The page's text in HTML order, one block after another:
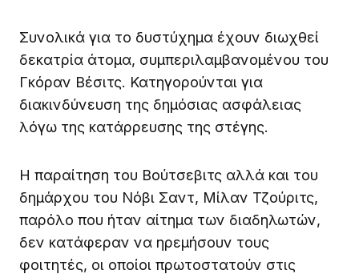
Συνολικά για το δυστύχημα έχουν διωχθεί
δεκατρία άτομα, συμπεριλαμβανομένου του
Γκόραν Βέσιτς. Κατηγορούνται για
διακινδύνευση της δημόσιας ασφάλειας
λόγω της κατάρρευσης της στέγης.
Η παραίτηση του Βούτσεβιτς αλλά και του
δημάρχου του Νόβι Σαντ, Μίλαν Τζούριτς,
παρόλο που ήταν αίτημα των διαδηλωτών,
δεν κατάφεραν να ηρεμήσουν τους
φοιτητές, οι οποίοι πρωτοστατούν στις